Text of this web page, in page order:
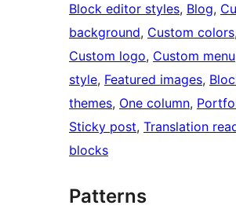
Block editor styles, Blog,
background, Custom colors
Custom logo, Custom menu
style, Featured images,
themes, One column,
Sticky post, Translation
blocks
Patterns